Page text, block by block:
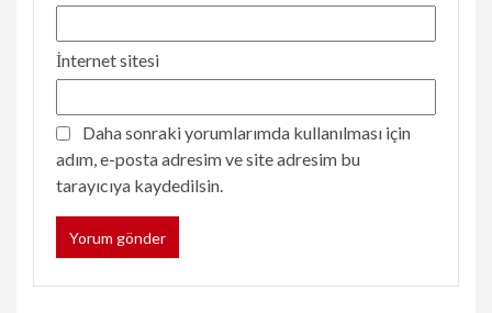
İnternet sitesi
Daha sonraki yorumlarımda kullanılması için
adım, e-posta adresim ve site adresim bu
tarayıcıya kaydedilsin.